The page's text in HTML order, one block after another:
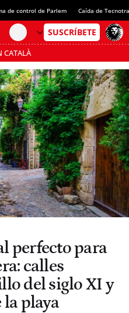
de control de Parlem Caída de
CATALÀ
perfecto para
calles
del siglo XI y
la playa